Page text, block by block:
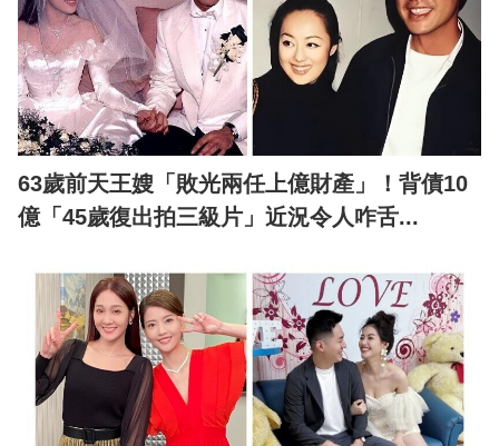
63歲前天王嫂「敗光兩任上億財產」！背債10
億「45歲復出拍三級片」近況令人咋舌...